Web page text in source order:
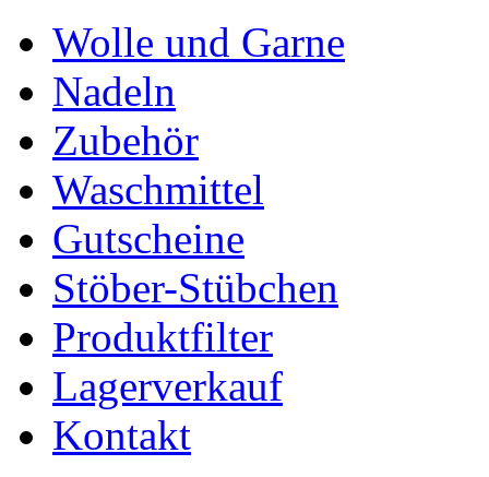
Wolle und Garne
Nadeln
Zubehör
Waschmittel
Gutscheine
Stöber-Stübchen
Produktfilter
Lagerverkauf
Kontakt